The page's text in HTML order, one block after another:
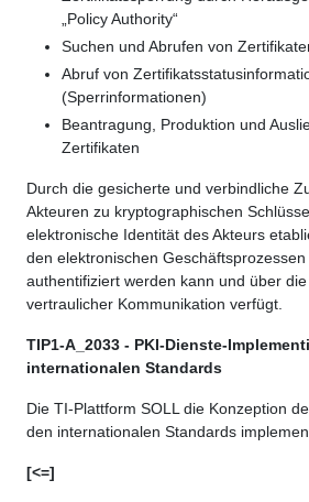
„Policy Authority“
Suchen und Abrufen von
Abruf von
(Sperrinformationen)
Beantragung, Produktion und
Zertifikaten
Durch die gesicherte und verbindliche
Akteuren zu kryptographischen
elektronische Identität des Akteurs
den elektronischen
authentifiziert werden kann und über
vertraulicher Kommunikation verfügt.
TIP1-A_2033 - PKI-Dienste-
internationalen Standards
Die TI-Plattform SOLL die Konzeption
den internationalen Standards
[<=]